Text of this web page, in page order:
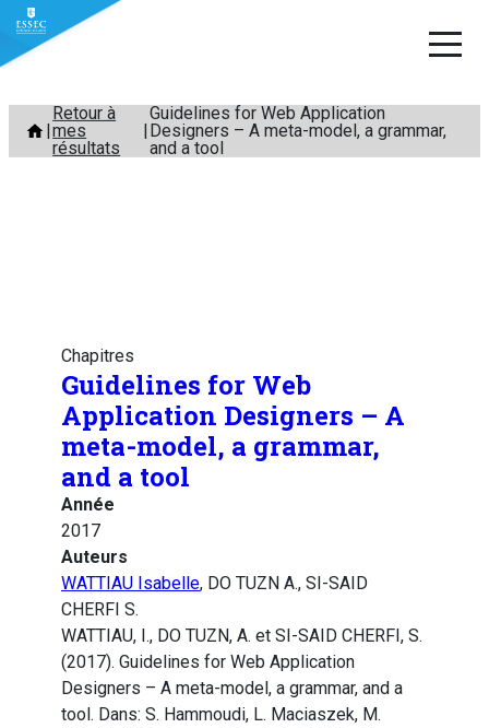
Aller
contenu
Retour à
mes
résultats
Guidelines for Web Application
Designers – A meta-model, a grammar,
and a tool
Chapitres
Guidelines for Web
Application Designers – A
meta-model, a grammar,
and a tool
Année
2017
Auteurs
WATTIAU Isabelle, DO TUZN A., SI-SAID
CHERFI S.
WATTIAU, I., DO TUZN, A. et SI-SAID CHERFI, S.
(2017). Guidelines for Web Application
Designers – A meta-model, a grammar, and a
tool. Dans: S. Hammoudi, L. Maciaszek, M.